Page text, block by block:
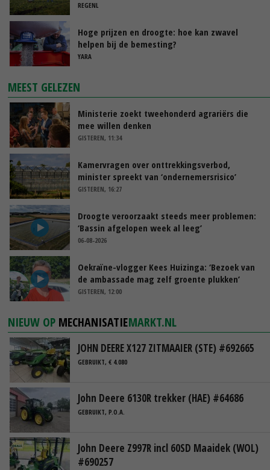
REGENL
Hoge prijzen en droogte: hoe kan zwavel
helpen bij de bemesting?
YARA
MEEST GELEZEN
Ministerie zoekt tweehonderd agrariërs die
mee willen denken
GISTEREN, 11:34
Kamervragen over onttrekkingsverbod,
minister spreekt van ‘ondernemersrisico’
GISTEREN, 16:27
Droogte veroorzaakt steeds meer problemen:
‘Bassin afgelopen week al leeg’
06-08-2026
Oekraïne-vlogger Kees Huizinga: ‘Bezoek van
de ambassade mag zelf groente plukken’
GISTEREN, 12:00
NIEUW OP MECHANISATIEMARKT.NL
JOHN DEERE X127 ZITMAAIER (STE) #692665
GEBRUIKT, € 4.080
John Deere 6130R trekker (HAE) #64686
GEBRUIKT, P.O.A.
John Deere Z997R incl 60SD Maaidek (WOL)
#690257